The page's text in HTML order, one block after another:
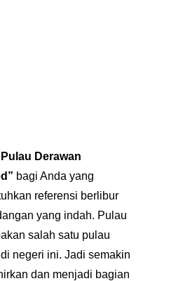
Derawan
bagi Anda yang
referensi berlibur
yang indah. Pulau
salah satu pulau
negeri ini. Jadi semakin
dan menjadi bagian